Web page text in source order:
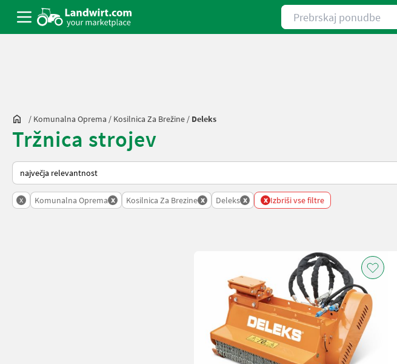
Prebrskaj ponudbe
/ Komunalna Oprema / Kosilnica Za Brežine / Deleks
Tržnica strojev
Tako je razvrščeno na Landwirt.com
x Komunalna Oprema x Kosilnica Za Brezine x Deleks x x Izbriši vse filtre